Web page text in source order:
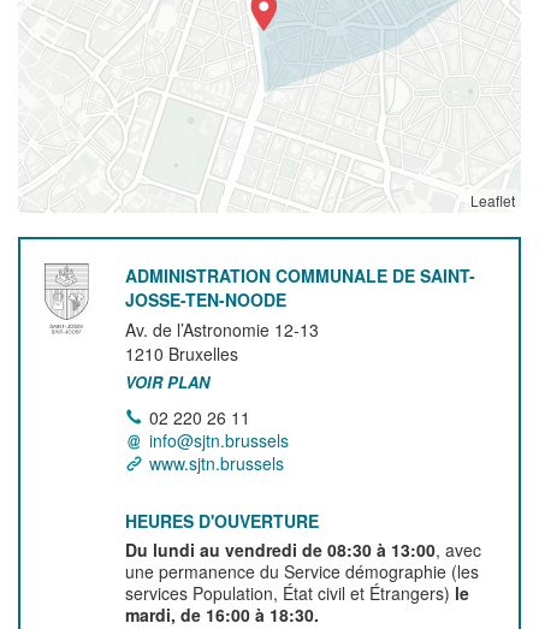
Leaflet
ADMINISTRATION COMMUNALE DE SAINT-
JOSSE-TEN-NOODE
Av. de l’Astronomie 12-13
1210 Bruxelles
VOIR PLAN
02 220 26 11
info@sjtn.brussels
www.sjtn.brussels
HEURES D'OUVERTURE
Du lundi au vendredi de 08:30 à 13:00, avec
une permanence du Service démographie (les
services Population, État civil et Étrangers) le
mardi, de 16:00 à 18:30.